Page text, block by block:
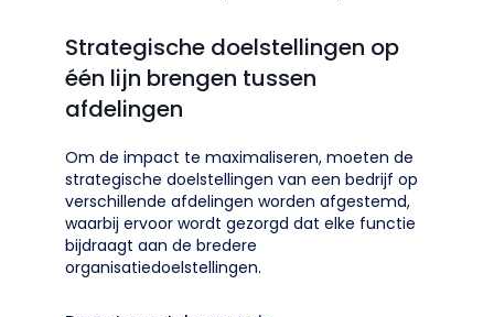
Strategische doelstellingen op
één lijn brengen tussen
afdelingen
Om de impact te maximaliseren, moeten de
strategische doelstellingen van een bedrijf op
verschillende afdelingen worden afgestemd,
waarbij ervoor wordt gezorgd dat elke functie
bijdraagt aan de bredere
organisatiedoelstellingen.